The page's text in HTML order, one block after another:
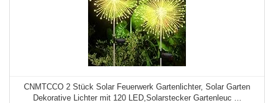
CNMTCCO 2 Stück Solar Feuerwerk Gartenlichter, Solar Garten
Dekorative Lichter mit 120 LED,Solarstecker Gartenleuc ...